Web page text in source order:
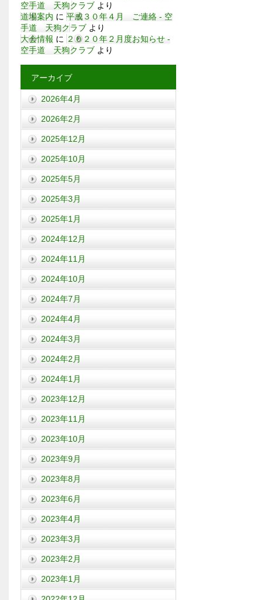
空手道 天狗クラブ より
道場案内 に 平成３０年４月 ご連絡 - 空
手道 天狗クラブ より
大会情報 に ２０２０年２月度お知らせ -
空手道 天狗クラブ より
アーカイブ
2026年4月
2026年2月
2025年12月
2025年10月
2025年5月
2025年3月
2025年1月
2024年12月
2024年11月
2024年10月
2024年7月
2024年4月
2024年3月
2024年2月
2024年1月
2023年12月
2023年11月
2023年10月
2023年9月
2023年8月
2023年6月
2023年4月
2023年3月
2023年2月
2023年1月